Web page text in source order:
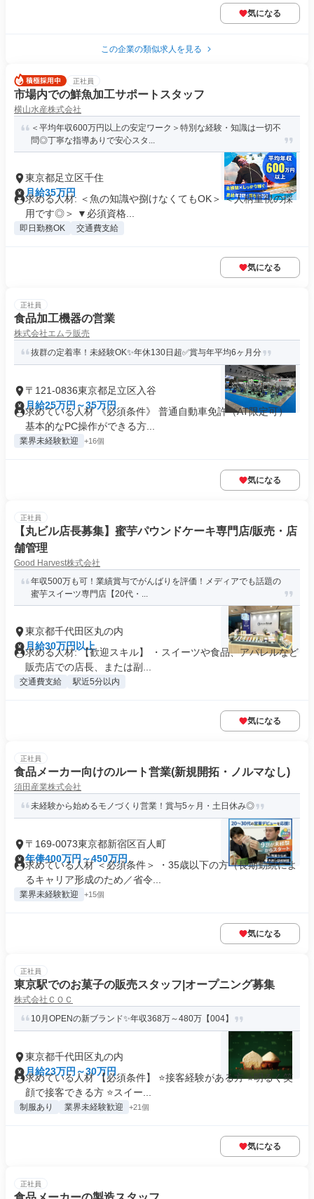
気になる
この企業の類似求人を見る
正社員
市場内での鮮魚加工サポートスタッフ
横山水産株式会社
＜平均年収600万円以上の安定ワーク＞特別な経験・知識は一切不
問◎丁寧な指導ありで安心スタ...
東京都足立区千住
月給35万円
求める人材: ＜魚の知識や捌けなくてもOK＞ ＜人柄重視の採
用です◎＞ ▼必須資格...
即日勤務OK 交通費支給
気になる
正社員
食品加工機器の営業
株式会社エムラ販売
抜群の定着率！未経験OK✨年休130日超✅賞与年平均6ヶ月分
〒121-0836東京都足立区入谷
月給25万円～35万円
求めている人材 《必須条件》 普通自動車免許（AT限定可）
基本的なPC操作ができる方...
業界未経験歓迎 +16個
気になる
正社員
【丸ビル店長募集】蜜芋パウンドケーキ専門店/販売・店
舗管理
Good Harvest株式会社
年収500万も可！業績賞与でがんばりを評価！メディアでも話題の
蜜芋スイーツ専門店【20代・...
東京都千代田区丸の内
月給30万円以上
求める人材: 【歓迎スキル】 ・スイーツや食品、アパレルなど
販売店での店長、または副...
交通費支給 駅近5分以内
気になる
正社員
食品メーカー向けのルート営業(新規開拓・ノルマなし)
須田産業株式会社
未経験から始めるモノづくり営業！賞与5ヶ月・土日休み◎
〒169-0073東京都新宿区百人町
年俸400万円～450万円
求めている人材 ＜必須条件＞ ・35歳以下の方（長期勤続によ
るキャリア形成のため／省令...
業界未経験歓迎 +15個
気になる
正社員
東京駅でのお菓子の販売スタッフ|オープニング募集
株式会社ＣＯＣ
10月OPENの新ブランド✨年収368万～480万【004】
東京都千代田区丸の内
月給23万円～30万円
求めている人材 【必須条件】 ⭐接客経験がある方 ⭐明るく笑
顔で接客できる方 ⭐スイー...
制服あり 業界未経験歓迎 +21個
気になる
正社員